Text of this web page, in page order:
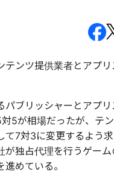
テンツ提供業者とアプリ
パブリッシャーとアプリ
5が相場だったが、テン
て7対3に変更するよう求
が独占代理を行うゲーム
めている。